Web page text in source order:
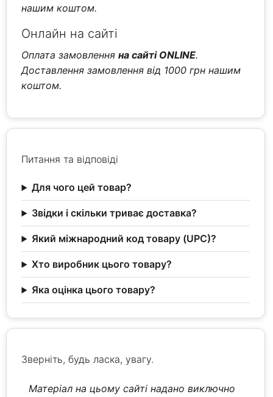
нашим коштом.
Онлайн на сайті
Оплата замовленняна сайті ONLINE.
Доставлення замовлення від 1000 грн нашим
коштом.
Питання та відповіді
Для чого цей товар?
Звідки і скільки триває доставка?
Який міжнародний код товару (UPC)?
Хто виробник цього товару?
Яка оцінка цього товару?
Зверніть, будь ласка, увагу.
Матеріал на цьому сайті надано виключно